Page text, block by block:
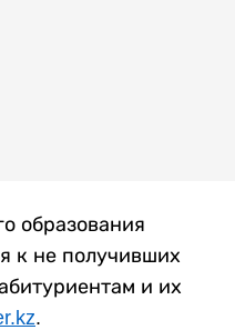
образования
к не получивших
и их
.